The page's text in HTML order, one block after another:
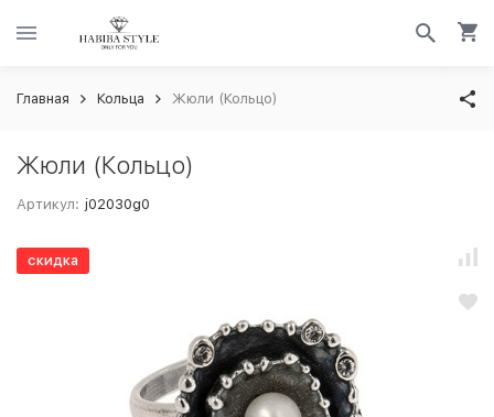
Главная Кольца Жюли (Кольцо)
Жюли (Кольцо)
Артикул: j02030g0
скидка